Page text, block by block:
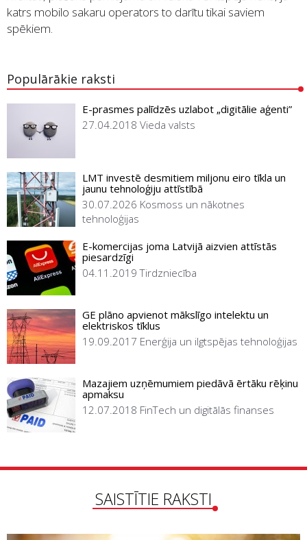
katrs mobilo sakaru operators to darītu tikai saviem
spēkiem.
Populārākie raksti
E-prasmes palīdzēs uzlabot „digitālie aģenti”
27.04.2018 Vieda valsts
LMT investē desmitiem miljonu eiro tīkla un
jaunu tehnoloģiju attīstībā
30.07.2026 Kosmoss un nākotnes
tehnoloģijas
E-komercijas joma Latvijā aizvien attīstās
piesardzīgi
04.11.2019 Tirdzniecība
GE plāno apvienot mākslīgo intelektu un
elektriskos tīklus
19.09.2017 Enerģija un ilgtspējas tehnoloģijas
Mazajiem uzņēmumiem piedāvā ērtāku rēķinu
apmaksu
12.07.2018 FinTech un digitālās finanses
SAISTĪTIE RAKSTI